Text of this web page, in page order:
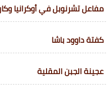
مفاعل تشرنوبل في أوكرانيا
كفتة داوود باشا
عجينة الجبن المقلية